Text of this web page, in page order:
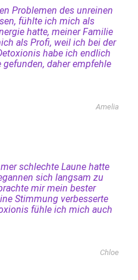
Problemen des unreinen
fühlte ich mich als
hatte, meiner Familie
als Profi, weil ich bei der
habe ich endlich
daher empfehle
Amelia
schlechte Laune hatte
sich langsam zu
mir mein bester
Stimmung verbesserte
fühle ich mich auch
Chloe